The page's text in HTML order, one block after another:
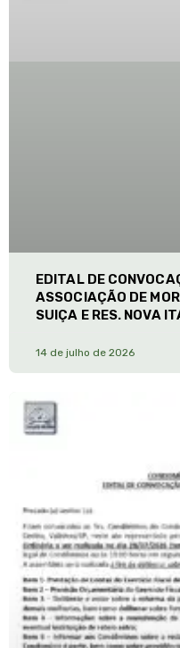
EDITAL DE
ASSOCIAÇÃO DE
SUIÇA E RES. NOVA
14 de julho de 2026